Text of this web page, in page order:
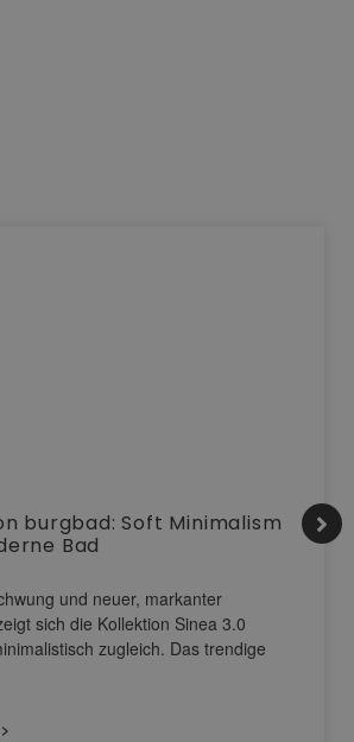
burgbad: Soft Minimalism
Bad
und neuer, markanter
sich die Kollektion Sinea 3.0
zugleich. Das trendige